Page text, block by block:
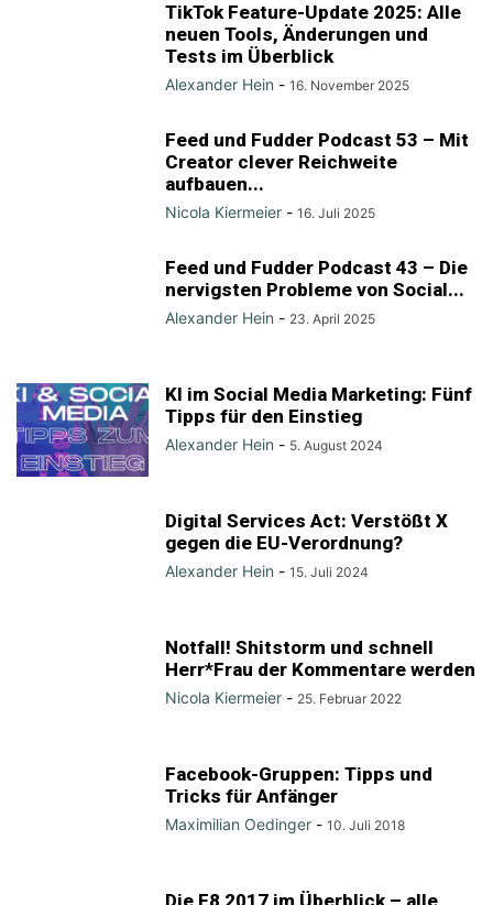
TikTok Feature-Update 2025: Alle
neuen Tools, Änderungen und
Tests im Überblick
Alexander Hein - 16. November 2025
Feed und Fudder Podcast 53 – Mit
Creator clever Reichweite
aufbauen...
Nicola Kiermeier - 16. Juli 2025
Feed und Fudder Podcast 43 – Die
nervigsten Probleme von Social...
Alexander Hein - 23. April 2025
KI im Social Media Marketing: Fünf
Tipps für den Einstieg
Alexander Hein - 5. August 2024
Digital Services Act: Verstößt X
gegen die EU-Verordnung?
Alexander Hein - 15. Juli 2024
Notfall! Shitstorm und schnell
Herr*Frau der Kommentare werden
Nicola Kiermeier - 25. Februar 2022
Facebook-Gruppen: Tipps und
Tricks für Anfänger
Maximilian Oedinger - 10. Juli 2018
Die F8 2017 im Überblick – alle